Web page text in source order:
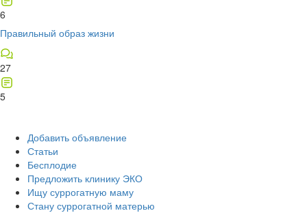
6
Правильный образ жизни
27
5
Добавить объявление
Статьи
Бесплодие
Предложить клинику ЭКО
Ищу суррогатную маму
Стану суррогатной матерью